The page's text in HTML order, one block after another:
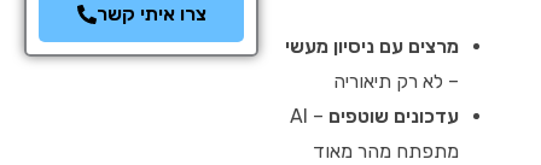
מרצים עם ניסיון מעשי
– לא רק תיאוריה
עדכונים שוטפים
– AI
מתפתח מהר מאוד
צרו איתי קשר